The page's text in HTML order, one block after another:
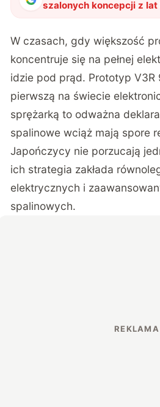
szalonych koncepcji z
ma uratować silniki
W czasach, gdy większość
koncentruje się na pełnej
idzie pod prąd. Prototyp V3R
pierwszą na świecie
sprężarką to odważna
spalinowe wciąż mają spore
Japończycy nie porzucają
ich strategia zakłada
elektrycznych i
spalinowych.